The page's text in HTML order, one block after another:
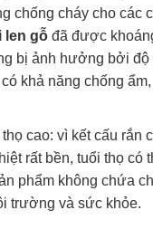
chống cháy cho các
gỗđã được
bị ảnh hưởng bởi độ
khả năng chống
cao: vì kết cấu rắn
rất bền, tuổi thọ có
phẩm không chứa
trường và sức khỏe.